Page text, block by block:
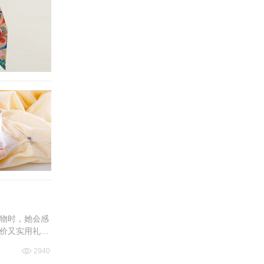
时，她会感
又实用礼物
2940